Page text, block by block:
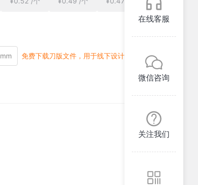
mm 免费下载刀版文件，用于线下设计
在线客服
微信咨询
关注我们